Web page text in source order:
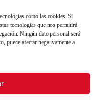
como las cookies. Si
tecnologías que nos permitirá
Ningún dato personal será
puede afectar negativamente a